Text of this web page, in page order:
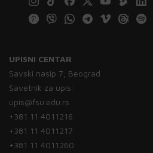
UPISNI CENTAR
Savski nasip 7, Beograd
Savetnik za upis:
upis@fsu.edu.rs
+381 11 4011216
+381 11 4011217
+381 11 4011260